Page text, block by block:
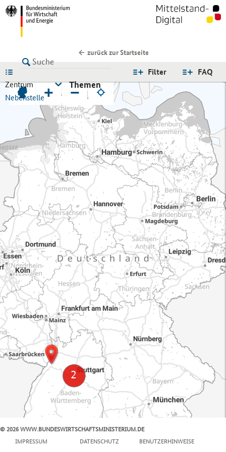
zurück zur Startseite
FAQ
Filter
Zentrum
Nebenstelle
Themen
+ −
© 2026 WWW.BUNDESWIRTSCHAFTSMINISTERIUM.DE
IMPRESSUM
DATENSCHUTZ BENUTZERHINWEISE